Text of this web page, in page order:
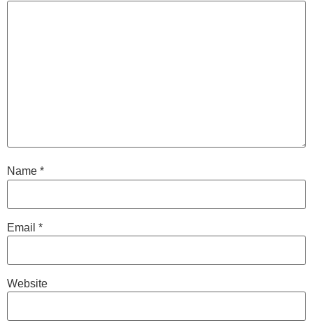
Name *
Email *
Website